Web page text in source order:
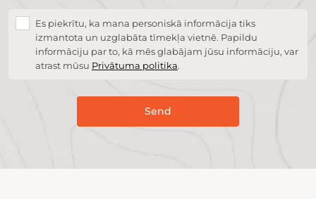
Es piekrītu, ka mana personiskā informācija tiks
izmantota un uzglabāta tīmekļa vietnē. Papildu
informāciju par to, kā mēs glabājam jūsu informāciju, var
atrast mūsu Privātuma politika.
Send